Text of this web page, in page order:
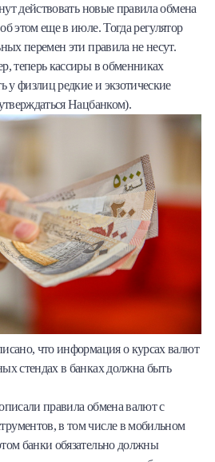
действовать новые правила обмена
этом еще в июле. Тогда регулятор
перемен эти правила не несут.
теперь кассиры в обменниках
у физлиц редкие и экзотические
Нацбанком).
что информация о курсах валют
стендах в банках должна быть
правила обмена валют с
в том числе в мобильном
банки обязательно должны